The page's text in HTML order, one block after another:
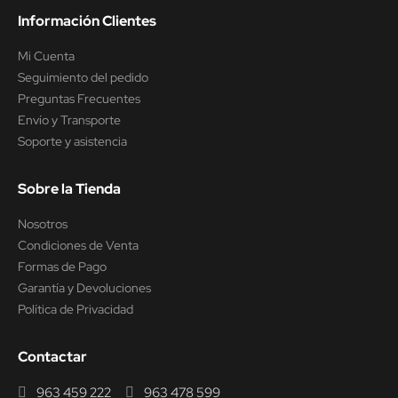
Información Clientes
Mi Cuenta
Seguimiento del pedido
Preguntas Frecuentes
Envío y Transporte
Soporte y asistencia
Sobre la Tienda
Nosotros
Condiciones de Venta
Formas de Pago
Garantía y Devoluciones
Política de Privacidad
Contactar
963 459 222 963 478 599